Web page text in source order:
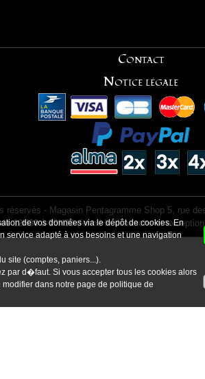
Contact
Notice légale
réservés - Magasin Pentagramme Shop 5, rue
12H30 à 19H30(fermé le dimanche et
de vos données via le dépôt de cookies. En
service adapté à vos besoins et une navigation
site (comptes, paniers...).
par d�faut. Si vous accepter tous les cookies alors
dans notre page de politique de